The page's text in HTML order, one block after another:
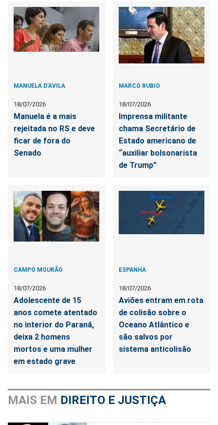
MANUELA D’AVILA
18/07/2026
Manuela é a mais
rejeitada no RS e deve
ficar de fora do
Senado
MARCO RUBIO
18/07/2026
Imprensa militante
chama Secretário de
Estado americano de
“auxiliar bolsonarista
de Trump”
CAMPO MOURÃO
18/07/2026
Adolescente de 15
anos comete atentado
no interior do Paraná,
deixa 2 homens
mortos e uma mulher
em estado grave
ESPANHA
18/07/2026
Aviões entram em rota
de colisão sobre o
Oceano Atlântico e
são salvos por
sistema anticolisão
MAIS EM DIREITO E JUSTIÇA